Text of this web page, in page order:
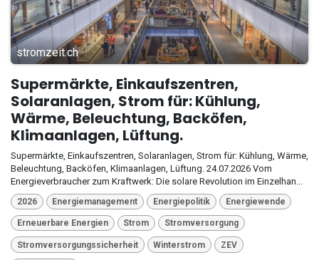
stromzeit.ch
Supermärkte, Einkaufszentren,
Solaranlagen, Strom für: Kühlung,
Wärme, Beleuchtung, Backöfen,
Klimaanlagen, Lüftung.
Supermärkte, Einkaufszentren, Solaranlagen, Strom für: Kühlung, Wärme,
Beleuchtung, Backöfen, Klimaanlagen, Lüftung. 24.07.2026 Vom
Energieverbraucher zum Kraftwerk: Die solare Revolution im Einzelhan...
2026 Energiemanagement Energiepolitik Energiewende
Erneuerbare Energien Strom Stromversorgung
Stromversorgungssicherheit Winterstrom ZEV